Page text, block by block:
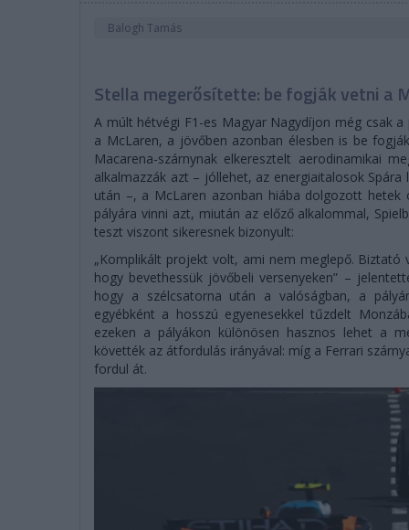
Balogh Tamás
Stella megerősítette: be fogják vetni a
A múlt hétvégi F1-es Magyar Nagydíjon még csak
a McLaren, a jövőben azonban élesben is be
Macarena-szárnynak elkeresztelt aerodinamikai
alkalmazzák azt – jóllehet, az energiaitalosok
után –, a McLaren azonban hiába dolgozott
pályára vinni azt, miután az előző alkalommal,
teszt viszont sikeresnek bizonyult:
„Komplikált projekt volt, ami nem meglepő.
hogy bevethessük jövőbeli versenyeken” –
hogy a szélcsatorna után a valóságban, a
egyébként a hosszú egyenesekkel tűzdelt
ezeken a pályákon különösen hasznos lehet a
követték az átfordulás irányával: míg a Ferrari
fordul át.